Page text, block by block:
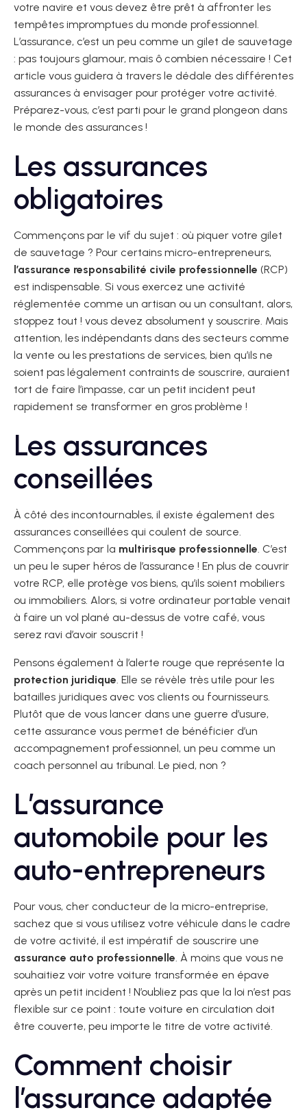
votre navire et vous devez être prêt à affronter les
tempêtes impromptues du monde professionnel.
L’assurance, c’est un peu comme un gilet de sauvetage
: pas toujours glamour, mais ô combien nécessaire ! Cet
article vous guidera à travers le dédale des différentes
assurances à envisager pour protéger votre activité.
Préparez-vous, c’est parti pour le grand plongeon dans
le monde des assurances !
Les assurances
obligatoires
Commençons par le vif du sujet : où piquer votre gilet
de sauvetage ? Pour certains micro-entrepreneurs,
l’assurance responsabilité civile professionnelle (RCP)
est indispensable. Si vous exercez une activité
réglementée comme un artisan ou un consultant, alors,
stoppez tout ! vous devez absolument y souscrire. Mais
attention, les indépendants dans des secteurs comme
la vente ou les prestations de services, bien qu’ils ne
soient pas légalement contraints de souscrire, auraient
tort de faire l’impasse, car un petit incident peut
rapidement se transformer en gros problème !
Les assurances
conseillées
À côté des incontournables, il existe également des
assurances conseillées qui coulent de source.
Commençons par la multirisque professionnelle. C’est
un peu le super héros de l’assurance ! En plus de couvrir
votre RCP, elle protège vos biens, qu’ils soient mobiliers
ou immobiliers. Alors, si votre ordinateur portable venait
à faire un vol plané au-dessus de votre café, vous
serez ravi d’avoir souscrit !
Pensons également à l’alerte rouge que représente la
protection juridique. Elle se révèle très utile pour les
batailles juridiques avec vos clients ou fournisseurs.
Plutôt que de vous lancer dans une guerre d’usure,
cette assurance vous permet de bénéficier d’un
accompagnement professionnel, un peu comme un
coach personnel au tribunal. Le pied, non ?
L’assurance
automobile pour les
auto-entrepreneurs
Pour vous, cher conducteur de la micro-entreprise,
sachez que si vous utilisez votre véhicule dans le cadre
de votre activité, il est impératif de souscrire une
assurance auto professionnelle. À moins que vous ne
souhaitiez voir votre voiture transformée en épave
après un petit incident ! N’oubliez pas que la loi n’est pas
flexible sur ce point : toute voiture en circulation doit
être couverte, peu importe le titre de votre activité.
Comment choisir
l’assurance adaptée